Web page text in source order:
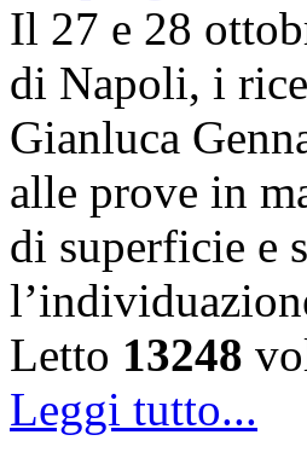
Il 27 e 28
di Napoli, i
Gianluca
alle prove in
di superficie e
Letto 13248
Leggi tutto...